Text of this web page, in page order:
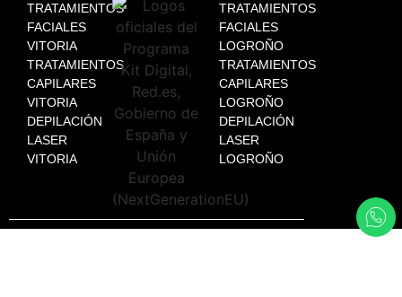
TRATAMIENTOS
FACIALES
VITORIA
TRATAMIENTOS
CAPILARES
VITORIA
DEPILACIÓN
LASER
VITORIA
TRATAMIENTOS
FACIALES
LOGROÑO
TRATAMIENTOS
CAPILARES
LOGROÑO
DEPILACIÓN
LASER
LOGROÑO